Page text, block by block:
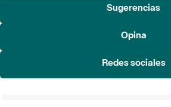
Sugerencias
Opina
Redes sociales